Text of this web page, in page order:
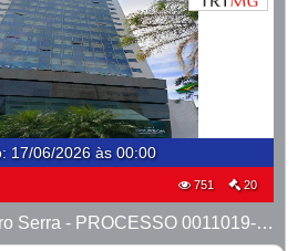
: 17/06/2026 às 00:00
751 20
LOTE 08 - Flat Bairro Serra - PROCESSO 0011019-93.2025-27ª BH